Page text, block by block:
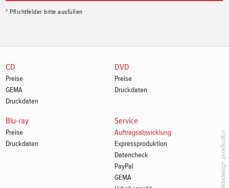
* Pflichtfelder bitte ausfüllen
CD
Preise
GEMA
Druckdaten
DVD
Preise
Druckdaten
Blu-ray
Preise
Druckdaten
Service
Auftragsabwicklung
Expressproduktion
Datencheck
PayPal
GEMA
Webdesign pixelkultur